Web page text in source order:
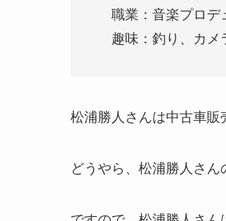
職業：音楽プロデ
趣味：釣り、カ
松浦勝人さんは中古車販
どうやら、松浦勝人さん